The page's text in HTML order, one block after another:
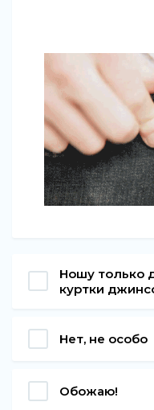
Ношу только
куртки
Нет, не особо
Обожаю!